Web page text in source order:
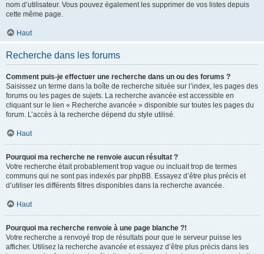
nom d’utilisateur. Vous pouvez également les supprimer de vos listes depuis
cette même page.
Haut
Recherche dans les forums
Comment puis-je effectuer une recherche dans un ou des forums ?
Saisissez un terme dans la boîte de recherche située sur l’index, les pages des
forums ou les pages de sujets. La recherche avancée est accessible en
cliquant sur le lien « Recherche avancée » disponible sur toutes les pages du
forum. L’accès à la recherche dépend du style utilisé.
Haut
Pourquoi ma recherche ne renvoie aucun résultat ?
Votre recherche était probablement trop vague ou incluait trop de termes
communs qui ne sont pas indexés par phpBB. Essayez d’être plus précis et
d’utiliser les différents filtres disponibles dans la recherche avancée.
Haut
Pourquoi ma recherche renvoie à une page blanche ?!
Votre recherche a renvoyé trop de résultats pour que le serveur puisse les
afficher. Utilisez la recherche avancée et essayez d’être plus précis dans les